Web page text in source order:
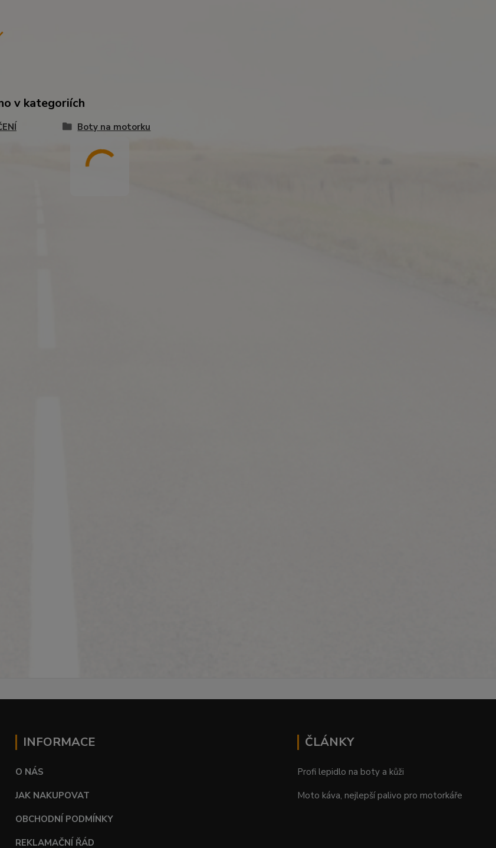
v kategoriích
Boty na motorku
INFORMACE
O NÁS
JAK NAKUPOVAT
OBCHODNÍ PODMÍNKY
REKLAMAČNÍ ŘÁD
ČLÁNKY
Profi lepidlo na boty a kůži
Moto káva, nejlepší palivo pro motorkáře